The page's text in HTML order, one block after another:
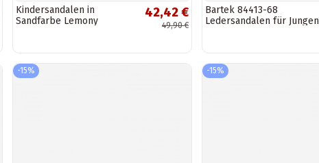
Kindersandalen in
Sandfarbe Lemony
42,42 €
49,90 €
Bartek 84413-68
Ledersandalen für Jungen
-15% -15%